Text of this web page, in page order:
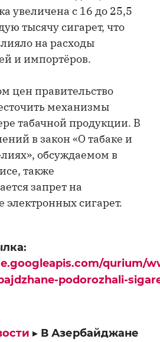
увеличена с 16 до 25,5
тысячу сигарет, что
на расходы
и импортёров.
цен правительство
механизмы
табачной продукции. В
в закон «О табаке и
обсуждаемом в
также
запрет на
электронных сигарет.
qurium/
podorozhali-
▸ В Азербайджане